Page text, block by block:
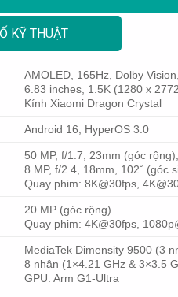
KỸ THUẬT
AMOLED, 165Hz, Dolby
6.83 inches, 1.5K (1280 x
Kính Xiaomi Dragon Crystal
Android 16, HyperOS 3.0
50 MP, f/1.7, 23mm (góc
8 MP, f/2.4, 18mm, 102˚ (góc
Quay phim: 8K@30fps,
20 MP (góc rộng)
Quay phim: 4K@30fps,
MediaTek Dimensity 9500 (3
8 nhân (1×4.21 GHz & 3×3.5
GPU: Arm G1-Ultra